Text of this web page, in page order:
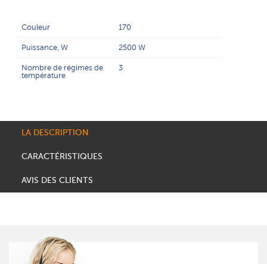
Couleur 170
Puissance, W 2500 W
Nombre de régimes de
température
3
LA DESCRIPTION
CARACTÉRISTIQUES
AVIS DES CLIENTS